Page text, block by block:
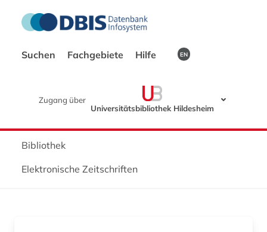
Suchen Fachgebiete Hilfe EN
Zugang über
Universitätsbibliothek Hildesheim
Bibliothek
Elektronische Zeitschriften